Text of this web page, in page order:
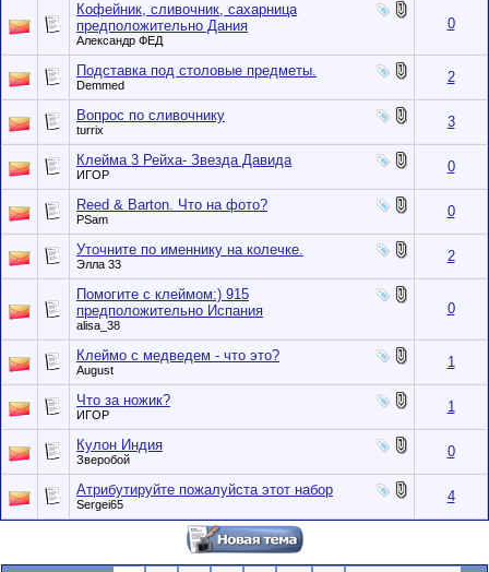
Кофейник, сливочник, сахарница
предположительно Дания
Александр ФЕД
0
Подставка под столовые предметы.
Demmed 2
Вопрос по сливочнику
turrix 3
Клейма 3 Рейха- Звезда Давида
ИГOР 0
Reed & Barton. Что на фото?
PSam 0
Уточните по именнику на колечке.
Элла 33 2
Помогите с клеймом:) 915
предположительно Испания
alisa_38
0
Клеймо с медведем - что это?
August 1
Что за ножик?
ИГOР 1
Кулон Индия
Зверобой 0
Атрибутируйте пожалуйста этот набор
Sergei65 4